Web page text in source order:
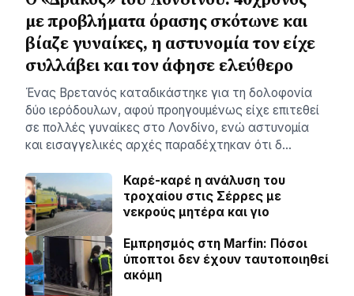
με προβλήματα όρασης σκότωνε και
βίαζε γυναίκες, η αστυνομία τον είχε
συλλάβει και τον άφησε ελεύθερο
Ένας Βρετανός καταδικάστηκε για τη δολοφονία
δύο ιερόδουλων, αφού προηγουμένως είχε επιτεθεί
σε πολλές γυναίκες στο Λονδίνο, ενώ αστυνομία
και εισαγγελικές αρχές παραδέχτηκαν ότι δ…
Καρέ-καρέ η ανάλυση του
τροχαίου στις Σέρρες με
νεκρούς μητέρα και γιο
Εμπρησμός στη Marfin: Πόσοι
ύποπτοι δεν έχουν ταυτοποιηθεί
ακόμη